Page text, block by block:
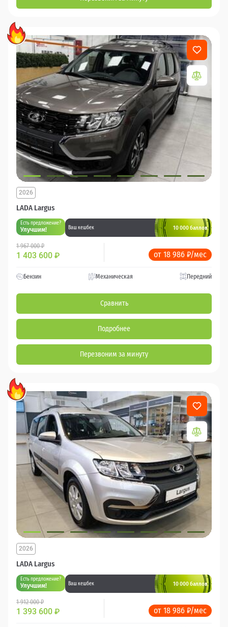
LADA Largus
2026
Есть предложение?
Улучшим! Ваш кешбек 10 000 баллов
1 967 000 ₽
1 403 600 ₽ от 18 986 ₽/мес
Бензин Механическая Передний
Сравнить
Подробнее
Перезвоним за минуту
LADA Largus
2026
Есть предложение?
Улучшим! Ваш кешбек 10 000 баллов
1 912 000 ₽
1 393 600 ₽ от 18 986 ₽/мес